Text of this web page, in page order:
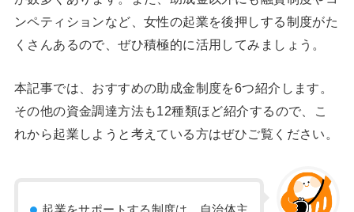
ンペティションなど、女性の起業を後押しする制度がた
くさんあるので、ぜひ積極的に活用してみましょう。
本記事では、おすすめの助成金制度を6つ紹介します。
その他の資金調達方法も12種類ほど紹介するので、こ
れから起業しようと考えている方はぜひご覧ください。